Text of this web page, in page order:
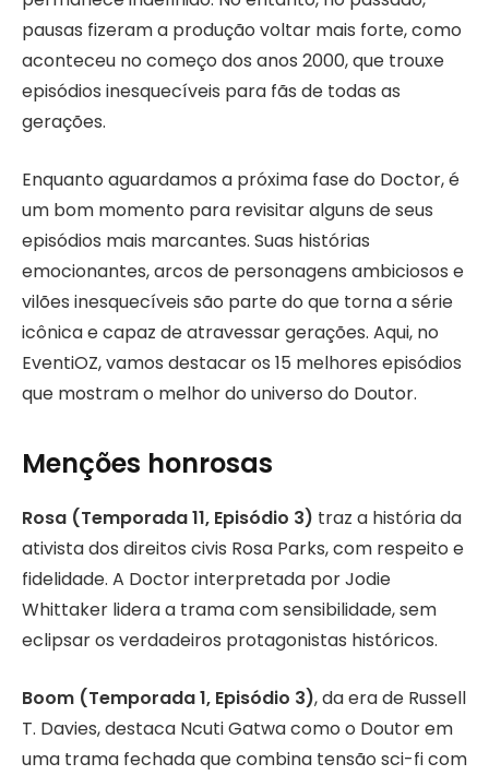
pausas fizeram a produção voltar mais forte, como
aconteceu no começo dos anos 2000, que trouxe
episódios inesquecíveis para fãs de todas as
gerações.
Enquanto aguardamos a próxima fase do Doctor, é
um bom momento para revisitar alguns de seus
episódios mais marcantes. Suas histórias
emocionantes, arcos de personagens ambiciosos e
vilões inesquecíveis são parte do que torna a série
icônica e capaz de atravessar gerações. Aqui, no
EventiOZ, vamos destacar os 15 melhores episódios
que mostram o melhor do universo do Doutor.
Menções honrosas
Rosa (Temporada 11, Episódio 3) traz a história da
ativista dos direitos civis Rosa Parks, com respeito e
fidelidade. A Doctor interpretada por Jodie
Whittaker lidera a trama com sensibilidade, sem
eclipsar os verdadeiros protagonistas históricos.
Boom (Temporada 1, Episódio 3), da era de Russell
T. Davies, destaca Ncuti Gatwa como o Doutor em
uma trama fechada que combina tensão sci-fi com